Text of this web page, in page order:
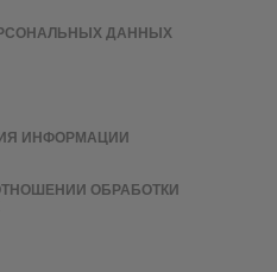
ДАННЫХ
ИНФОРМАЦИИ
ОБРАБОТКИ